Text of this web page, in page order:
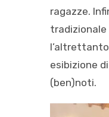
ragazze.
esibizione
(ben)noti.